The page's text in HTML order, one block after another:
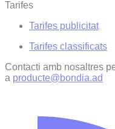
Tarifes
Tarifes publicitat
Tarifes classificats
Contacti amb nosaltres
a producte@bondia.ad